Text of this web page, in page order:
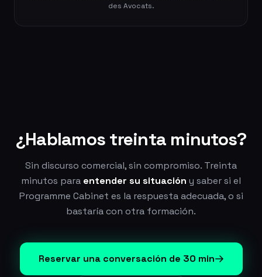
des Avocats.
¿Hablamos treinta minutos?
Sin discurso comercial, sin compromiso. Treinta
minutos para entender su situación y saber si el
Programme Cabinet es la respuesta adecuada, o si
bastaría con otra formación.
Reservar una conversación de 30 min